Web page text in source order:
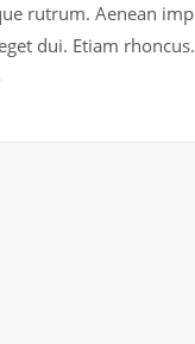
rutrum. Aenean
dui. Etiam